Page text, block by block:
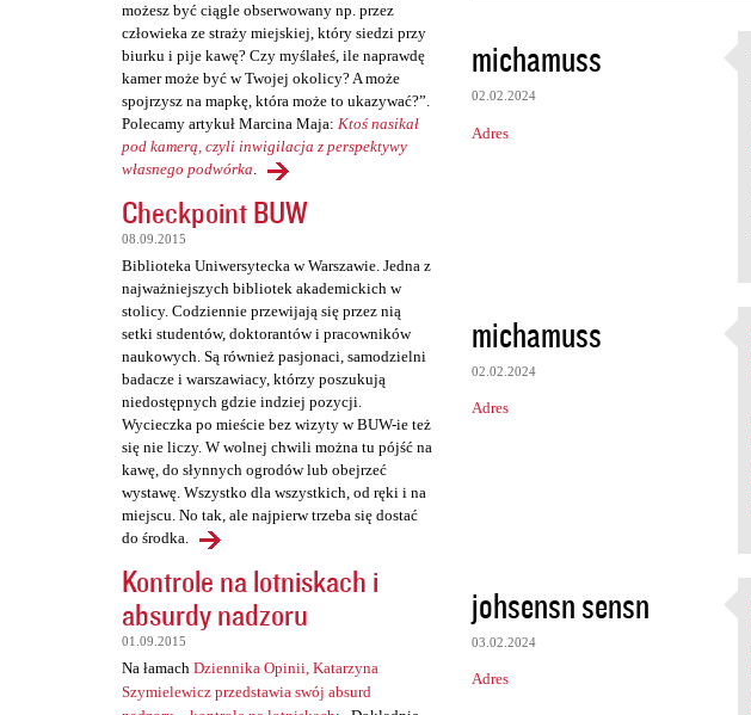
możesz być ciągle obserwowany np. przez
człowieka ze straży miejskiej, który siedzi przy
biurku i pije kawę? Czy myślałeś, ile naprawdę
kamer może być w Twojej okolicy? A może
spojrzysz na mapkę, która może to ukazywać?”.
Polecamy artykuł Marcina Maja: Ktoś nasikał
pod kamerą, czyli inwigilacja z perspektywy
własnego podwórka.
Checkpoint BUW
08.09.2015
Biblioteka Uniwersytecka w Warszawie. Jedna z
najważniejszych bibliotek akademickich w
stolicy. Codziennie przewijają się przez nią
setki studentów, doktorantów i pracowników
naukowych. Są również pasjonaci, samodzielni
badacze i warszawiacy, którzy poszukują
niedostępnych gdzie indziej pozycji.
Wycieczka po mieście bez wizyty w BUW-ie też
się nie liczy. W wolnej chwili można tu pójść na
kawę, do słynnych ogrodów lub obejrzeć
wystawę. Wszystko dla wszystkich, od ręki i na
miejscu. No tak, ale najpierw trzeba się dostać
do środka.
Kontrole na lotniskach i
absurdy nadzoru
01.09.2015
Na łamach Dziennika Opinii, Katarzyna
Szymielewicz przedstawia swój absurd
K
o
m
e
e
michamuss
02.02.2024
Adres
michamuss
02.02.2024
Adres
johsensn sensn
03.02.2024
Adres